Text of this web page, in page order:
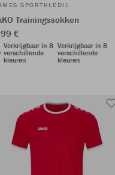
SPORTKLEDIJ
Trainingssokken
€
Verkrijgbaar in 8
verschillende
kleuren
Verkrijgbaar in 8
verschillende
kleuren